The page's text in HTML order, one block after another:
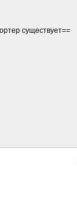
существует==